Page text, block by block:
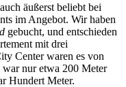
äußerst beliebt bei
im Angebot. Wir haben
gebucht, und entschieden
mit drei
Center waren es von
nur etwa 200 Meter
Hundert Meter.